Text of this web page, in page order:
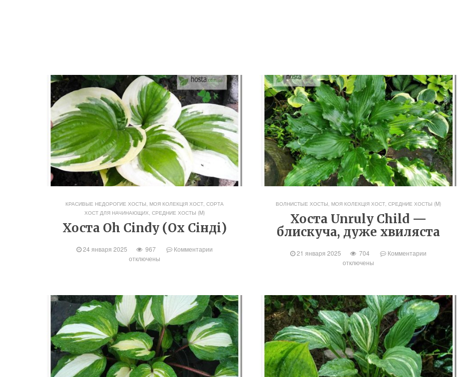
КРАСИВЫЕ НЕДОРОГИЕ ХОСТЫ, МОЯ КОЛЕКЦІЯ ХОСТ,СОРТА
ХОСТ ДЛЯ НАЧИНАЮЩИХ,СРЕДНИЕ ХОСТЫ (M)
Хоста Oh Cindy (Ох Сінді)
24 января 2025 967
Комментарии
отключены
ВОЛНИСТЫЕ ХОСТЫ, МОЯ КОЛЕКЦІЯ ХОСТ,СРЕДНИЕ ХОСТЫ (M)
Хоста Unruly Child —
блискуча, дуже хвиляста
21 января 2025 704
Комментарии
отключены